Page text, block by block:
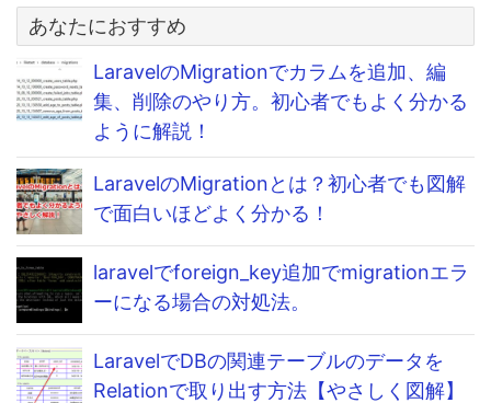
あなたにおすすめ
LaravelのMigrationでカラムを追加、編
集、削除のやり方。初心者でもよく分かる
ように解説！
LaravelのMigrationとは？初心者でも図解
で面白いほどよく分かる！
laravelでforeign_key追加でmigrationエラ
ーになる場合の対処法。
LaravelでDBの関連テーブルのデータを
Relationで取り出す方法【やさしく図解】